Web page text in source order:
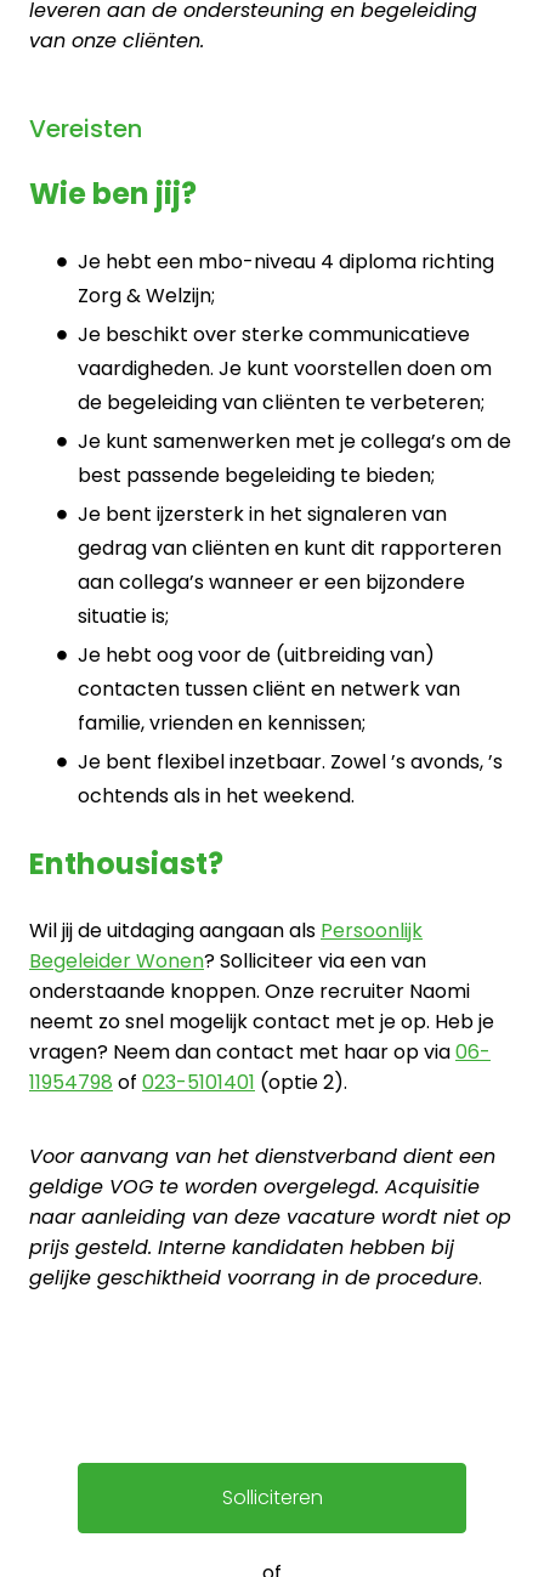
leveren aan de ondersteuning en begeleiding
van onze cliënten.
Vereisten
Wie ben jij?
Je hebt een mbo-niveau 4 diploma richting
Zorg & Welzijn;
Je beschikt over sterke communicatieve
vaardigheden. Je kunt voorstellen doen om
de begeleiding van cliënten te verbeteren;
Je kunt samenwerken met je collega’s om de
best passende begeleiding te bieden;
Je bent ijzersterk in het signaleren van
gedrag van cliënten en kunt dit rapporteren
aan collega’s wanneer er een bijzondere
situatie is;
Je hebt oog voor de (uitbreiding van)
contacten tussen cliënt en netwerk van
familie, vrienden en kennissen;
Je bent flexibel inzetbaar. Zowel ’s avonds, ’s
ochtends als in het weekend.
Enthousiast?
Wil jij de uitdaging aangaan als Persoonlijk
Begeleider Wonen? Solliciteer via een van
onderstaande knoppen. Onze recruiter Naomi
neemt zo snel mogelijk contact met je op. Heb je
vragen? Neem dan contact met haar op via06-
11954798 of 023-5101401 (optie 2).
Voor aanvang van het dienstverband dient een
geldige VOG te worden overgelegd. Acquisitie
naar aanleiding van deze vacature wordt niet op
prijs gesteld. Interne kandidaten hebben bij
gelijke geschiktheid voorrang in de procedure.
Solliciteren